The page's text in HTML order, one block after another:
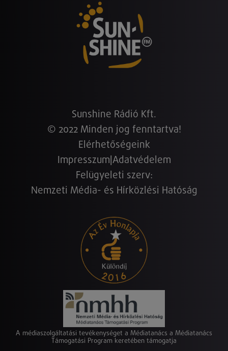
Sunshine Rádió Kft.
© 2022 Minden jog fenntartva!
Elérhetőségeink
Impresszum Adatvédelem
Felügyeleti szerv:
Nemzeti Média- és Hírközlési Hatóság
A médiaszolgáltatási tevékenységet a Médiatanács a Médiatanács
Támogatási Program keretében támogatja